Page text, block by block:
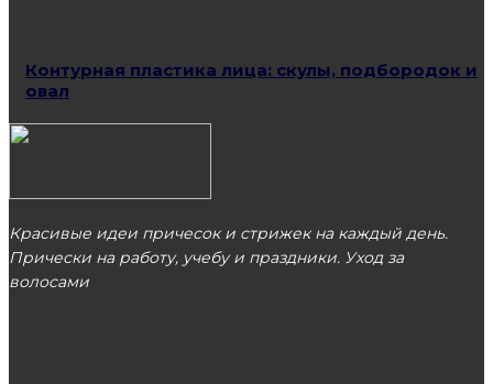
Контурная пластика лица: скулы, подбородок и
овал
Красивые идеи причесок и стрижек на каждый день.
Прически на работу, учебу и праздники. Уход за
волосами